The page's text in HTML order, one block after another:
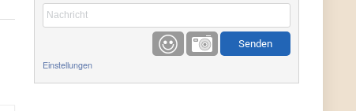
etwas
9/1/20226:17
Ich glaube du hast den Sinn eines
Schnäppchenblogs noch immer nicht
Einstellungen